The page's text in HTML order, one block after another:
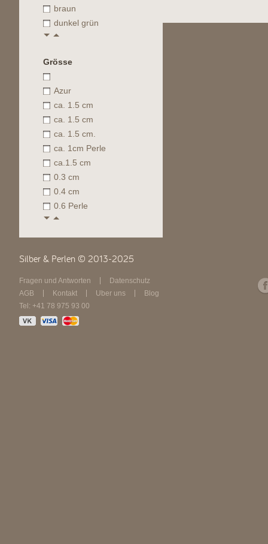
braun
dunkel grün
Grösse
Azur
ca. 1.5 cm
ca. 1.5 cm
ca. 1.5 cm.
ca. 1cm Perle
ca.1.5 cm
0.3 cm
0.4 cm
0.6 Perle
Silber & Perlen © 2013-2025
Fragen und Antworten
Datenschutz
AGB
Kontakt Über uns
Blog
Tel: +41 78 975 93 00